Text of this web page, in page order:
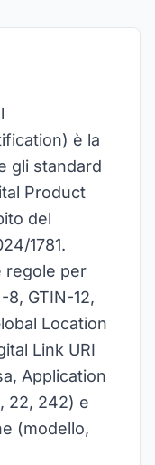
è la
gli standard
Product
del
1781.
regole per
8, GTIN-12,
Location
Link URI
Application
22, 242) e
(modello,